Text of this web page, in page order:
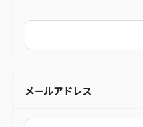
メールアドレス